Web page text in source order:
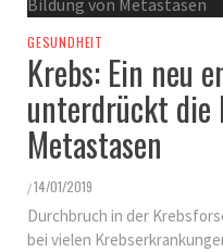
GESUNDHEIT
Krebs: Ein neu
unterdrückt die
Metastasen
/14/01/2019
Durchbruch in der
bei vielen